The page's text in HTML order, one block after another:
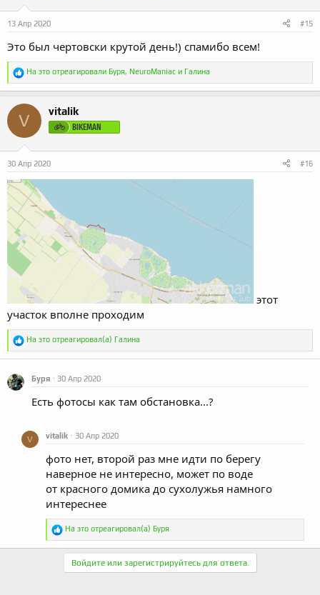
:
13 Апр 2020 #15
Это был чертовски крутой день!) спамибо всем!
Р
а
к
ц
и
и
:
На это отреагировали Буря, NeuroManiac и Галина
V vitalik
BIKEMAN
30 Апр 2020 #16
этот
участок вполне проходим
Р
а
На это отреагировал(а) Галина
Буря 30 Апр 2020
Есть фотосы как там обстановка...?
V vitalik 30 Апр 2020
фото нет, второй раз мне идти по берегу
наверное не интересно, может по воде
от красного домика до сухолужья намного
интереснее
Р
а
ц
На это отреагировал(а) Буря
Войдите или зарегистрируйтесь для ответа.